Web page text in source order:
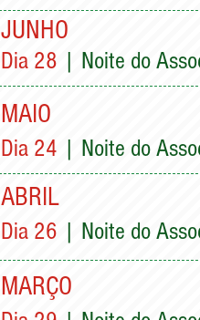
JUNHO
Dia 28 | Noite do
MAIO
Dia 24 | Noite do
ABRIL
Dia 26 | Noite do
MARÇO